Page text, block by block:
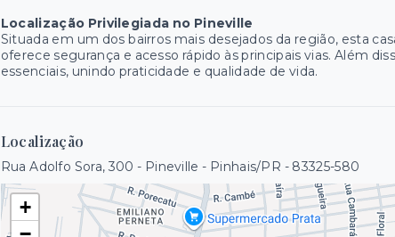
Localização Privilegiada no Pineville
Situada em um dos bairros mais desejados da região, esta
oferece segurança e acesso rápido às principais vias. Além
essenciais, unindo praticidade e qualidade de vida.
Localização
Rua Adolfo Sora, 300 - Pineville - Pinhais/PR - 83325-580
+